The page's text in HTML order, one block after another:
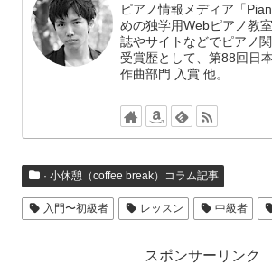
ピアノ情報メディア「
めの独学用Webピアノ教
誌やサイトなどでピアノ
受賞歴として、第88回日
作曲部門 入賞 他。
· 小休憩（coffee break）コラム記事
入門〜初級者 レッスン 中級者
スポンサーリンク